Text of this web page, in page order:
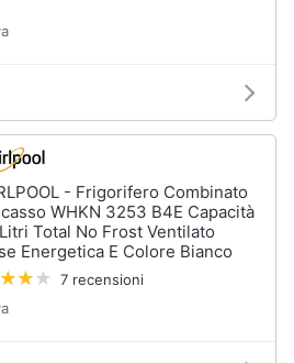
- Frigorifero Combinato
WHKN 3253 B4E Capacità
Total No Frost Ventilato
Energetica E Colore Bianco
7 recensioni